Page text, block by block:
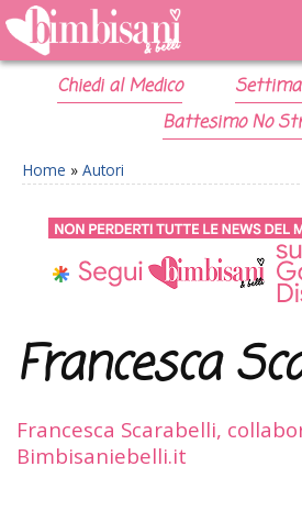
Chiedi al Medico
Battesimo No
Home » Autori
Francesca
Francesca Scarabelli,
Bimbisaniebelli.it